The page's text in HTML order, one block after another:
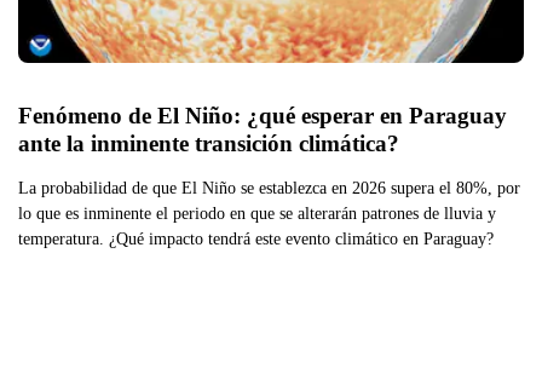
Fenómeno de El Niño: ¿qué esperar en Paraguay
ante la inminente transición climática?
La probabilidad de que El Niño se establezca en 2026 supera el 80%, por
lo que es inminente el periodo en que se alterarán patrones de lluvia y
temperatura. ¿Qué impacto tendrá este evento climático en Paraguay?